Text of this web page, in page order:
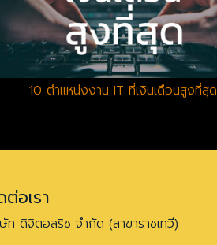
10 ตำแหน่งงาน IT ที่เงินเดือนสูงที่สุด
อเรา
ท ดิจิตอลริช จำกัด (สาขาราชเทวี)